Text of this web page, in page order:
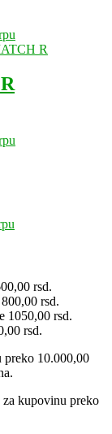
rsd.
rsd.
1050,00 rsd.
rsd.
10.000,00
za kupovinu preko